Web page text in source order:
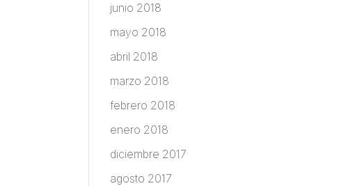
junio 2018
mayo 2018
abril 2018
marzo 2018
febrero 2018
enero 2018
diciembre 2017
agosto 2017